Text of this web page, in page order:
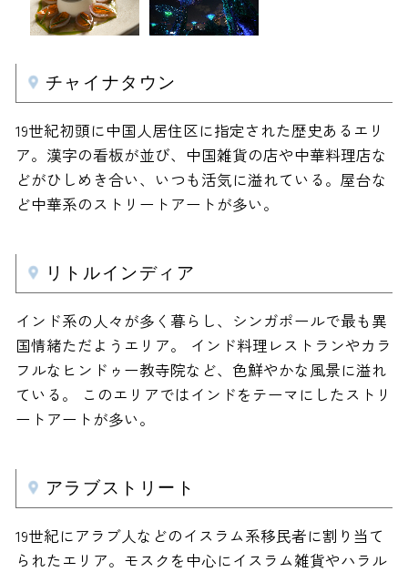
チャイナタウン
19世紀初頭に中国人居住区に指定された歴史あるエリ
ア。漢字の看板が並び、中国雑貨の店や中華料理店な
どがひしめき合い、いつも活気に溢れている。屋台な
ど中華系のストリートアートが多い。
リトルインディア
インド系の人々が多く暮らし、シンガポールで最も異
国情緒ただようエリア。 インド料理レストランやカラ
フルなヒンドゥー教寺院など、色鮮やかな風景に溢れ
ている。 このエリアではインドをテーマにしたストリ
ートアートが多い。
アラブストリート
19世紀にアラブ人などのイスラム系移民者に割り当て
られたエリア。モスクを中心にイスラム雑貨やハラル